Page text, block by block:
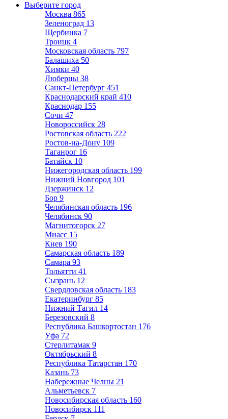
Выберите город
Москва 865
Зеленоград 13
Щербинка 7
Троицк 4
Московская область 797
Балашиха 50
Химки 40
Люберцы 38
Санкт-Петербург 451
Краснодарский край 410
Краснодар 155
Сочи 47
Новороссийск 28
Ростовская область 222
Ростов-на-Дону 109
Таганрог 16
Батайск 10
Нижегородская область 199
Нижний Новгород 101
Дзержинск 12
Бор 9
Челябинская область 196
Челябинск 90
Магнитогорск 27
Миасс 15
Киев 190
Самарская область 189
Самара 93
Тольятти 41
Сызрань 12
Свердловская область 183
Екатеринбург 85
Нижний Тагил 14
Березовский 8
Республика Башкортостан 176
Уфа 72
Стерлитамак 9
Октябрьский 8
Республика Татарстан 170
Казань 73
Набережные Челны 21
Альметьевск 7
Новосибирская область 160
Новосибирск 111